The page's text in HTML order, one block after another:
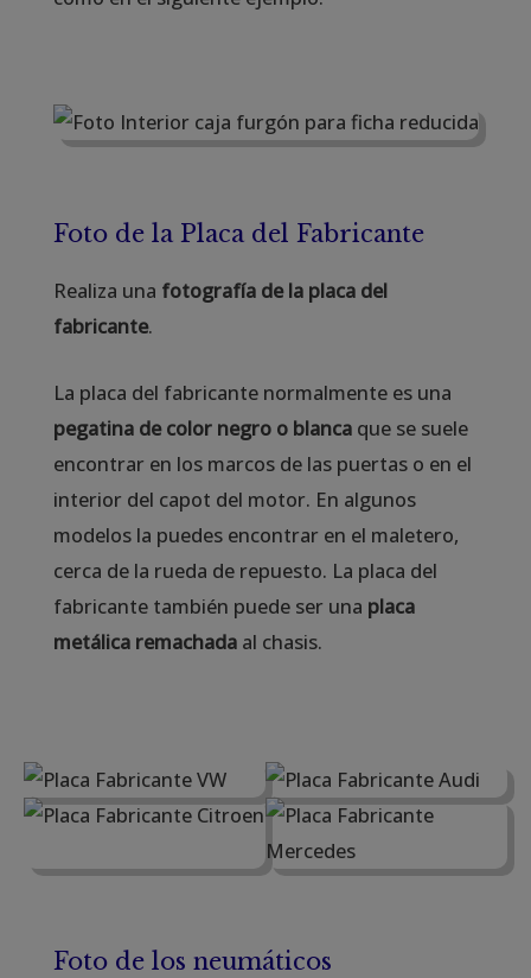
Foto de la Placa del Fabricante
Realiza una fotografía de la placa del
fabricante.
La placa del fabricante normalmente es una
pegatina de color negro o blancaque se suele
encontrar en los marcos de las puertas o en el
interior del capot del motor. En algunos
modelos la puedes encontrar en el maletero,
cerca de la rueda de repuesto. La placa del
fabricante también puede ser una placa
metálica remachadaal chasis.
Foto de los neumáticos